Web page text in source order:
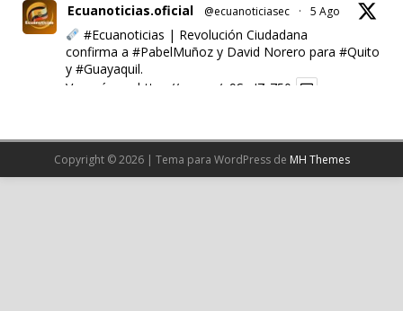
Ecuanoticias.oficial @ecuanoticiasec · 5 Ago
#Ecuanoticias | Revolución Ciudadana
confirma a #PabelMuñoz y David Norero para #Quito
y #Guayaquil.
Ver más en: https://wp.me/p9SwIZ-750
Cargar más
Copyright © 2026 | Tema para WordPress de MH Themes